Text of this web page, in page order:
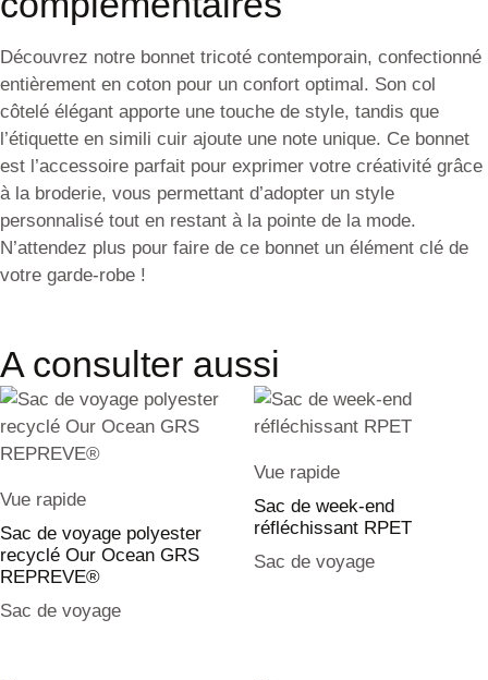
Découvrez notre bonnet tricoté contemporain, confectionné
entièrement en coton pour un confort optimal. Son col
côtelé élégant apporte une touche de style, tandis que
l’étiquette en simili cuir ajoute une note unique. Ce bonnet
est l’accessoire parfait pour exprimer votre créativité grâce
à la broderie, vous permettant d’adopter un style
personnalisé tout en restant à la pointe de la mode.
N’attendez plus pour faire de ce bonnet un élément clé de
votre garde-robe !
A consulter aussi
Vue rapide
Sac de voyage polyester
recyclé Our Ocean GRS
REPREVE®
Sac de voyage
Vue rapide
Sac de week-end
réfléchissant RPET
Sac de voyage